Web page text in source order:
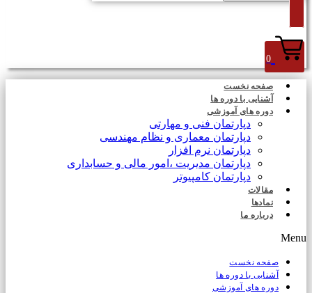
صفحه نخست
آشنایی با دوره ها
دوره های آموزشی
دپارتمان فنی و مهارتی
دپارتمان معماری و نظام مهندسی
دپارتمان نرم افزار
دپارتمان مدیریت ،امور مالی و حسابداری
دپارتمان کامپیوتر
مقالات
نمادها
درباره ما
Menu
صفحه نخست
آشنایی با دوره ها
دوره های آموزشی